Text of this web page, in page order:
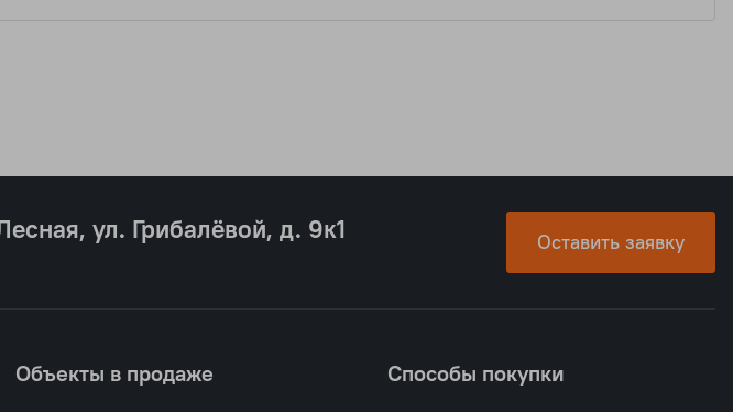
ул. Грибалёвой, д. 9к1 Оставить заявку
Объекты в продаже Способы покупки